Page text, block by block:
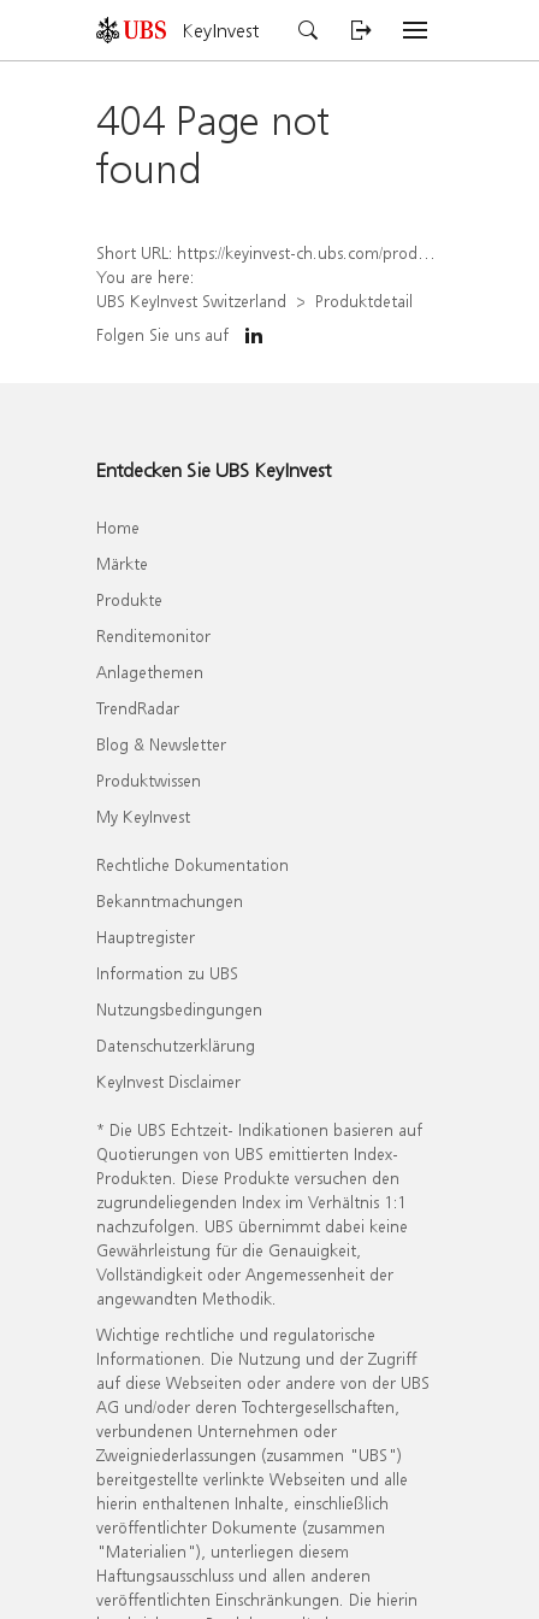
KeyInvest
404 Page not
found
Short URL: https://keyinvest-ch.ubs.com/produkt/detail/index/isin/CH1582453267
You are here:
UBS KeyInvest Switzerland
Produktdetail
Folgen Sie uns auf
Entdecken Sie UBS KeyInvest
Home
Märkte
Produkte
Renditemonitor
Anlagethemen
TrendRadar
Blog & Newsletter
Produktwissen
My KeyInvest
Rechtliche Dokumentation
Bekanntmachungen
Hauptregister
Information zu UBS
Nutzungsbedingungen
Datenschutzerklärung
KeyInvest Disclaimer
* Die UBS Echtzeit- Indikationen basieren auf
Quotierungen von UBS emittierten Index-
Produkten. Diese Produkte versuchen den
zugrundeliegenden Index im Verhältnis 1:1
nachzufolgen. UBS übernimmt dabei keine
Gewährleistung für die Genauigkeit,
Vollständigkeit oder Angemessenheit der
angewandten Methodik.
Wichtige rechtliche und regulatorische
Informationen. Die Nutzung und der Zugriff
auf diese Webseiten oder andere von der UBS
AG und/oder deren Tochtergesellschaften,
verbundenen Unternehmen oder
Zweigniederlassungen (zusammen "UBS")
bereitgestellte verlinkte Webseiten und alle
hierin enthaltenen Inhalte, einschließlich
veröffentlichter Dokumente (zusammen
"Materialien"), unterliegen diesem
Haftungsausschluss und allen anderen
veröffentlichten Einschränkungen. Die hierin